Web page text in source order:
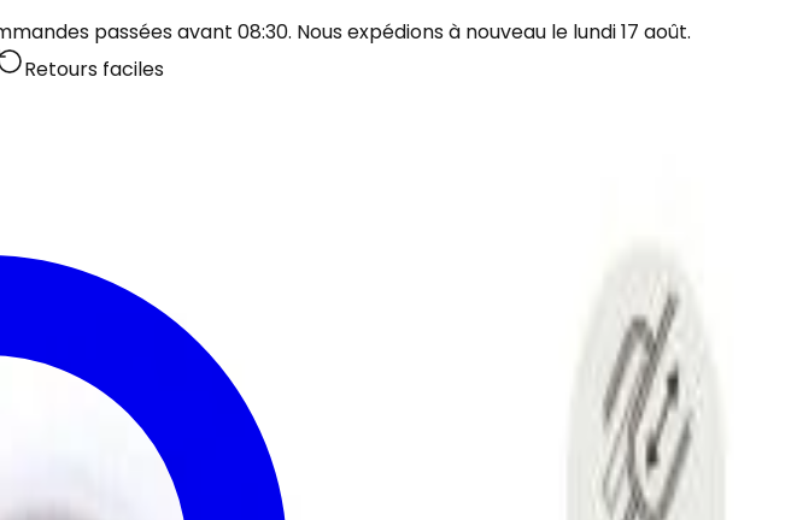
passées avant 08:30. Nous expédions à nouveau le lundi 17 août.
Retours faciles